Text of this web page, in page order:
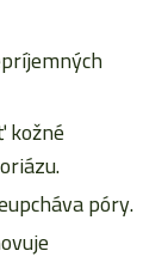
kožné
póry.